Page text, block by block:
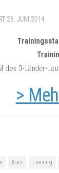
26. JUNI 2014
des 3-Länder-
>
Kurs Training